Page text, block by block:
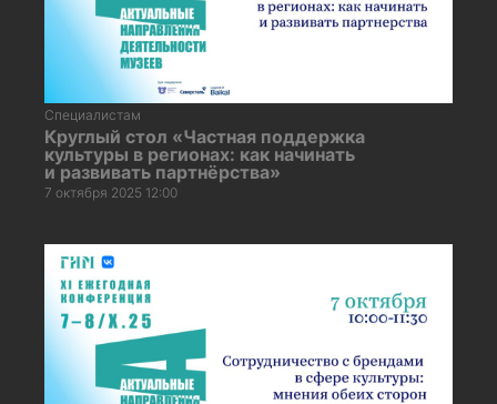
Специалистам
Круглый стол «Частная поддержка
культуры в регионах: как начинать
и развивать партнёрства»
7 октября 2025 12:00